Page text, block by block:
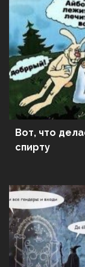
Вот, что
спирту